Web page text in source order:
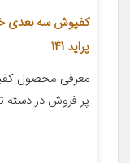
پراید 141
معرفی محصول
پر فروش در دسته